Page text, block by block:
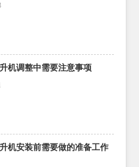
机调整中需要注意事项
机安装前需要做的准备工作